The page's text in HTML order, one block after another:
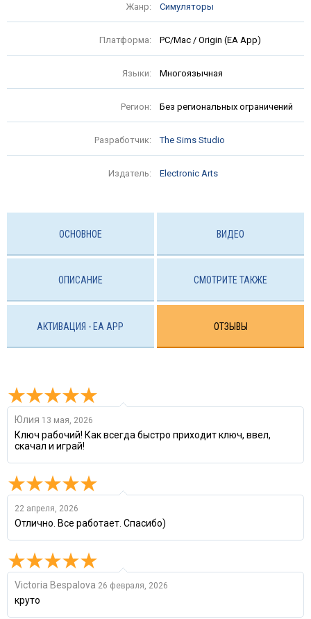
Жанр: Симуляторы
Платформа: PC/Mac / Origin (EA App)
Языки: Многоязычная
Регион: Без региональных ограничений
Разработчик: The Sims Studio
Издатель: Electronic Arts
ОСНОВНОЕ ВИДЕО
ОПИСАНИЕ СМОТРИТЕ ТАКЖЕ
АКТИВАЦИЯ - EA APP ОТЗЫВЫ
Юлия 13 мая, 2026
Ключ рабочий! Как всегда быстро приходит ключ, ввел,
скачал и играй!
22 апреля, 2026
Отлично. Все работает. Спасибо)
Victoria Bespalova 26 февраля, 2026
круто